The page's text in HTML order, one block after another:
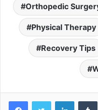
Orthopedic
Physical Therapy
Recovery Tips
LinkedIn